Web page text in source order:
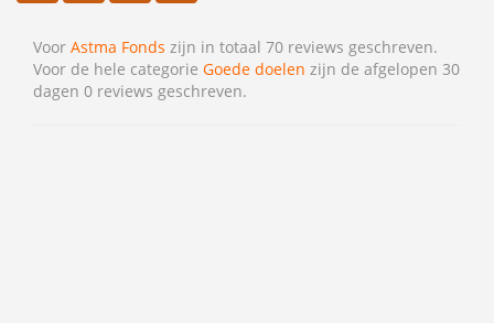
Voor Astma Fonds zijn in totaal 70 reviews geschreven.
Voor de hele categorie Goede doelen zijn de afgelopen 30
dagen 0 reviews geschreven.